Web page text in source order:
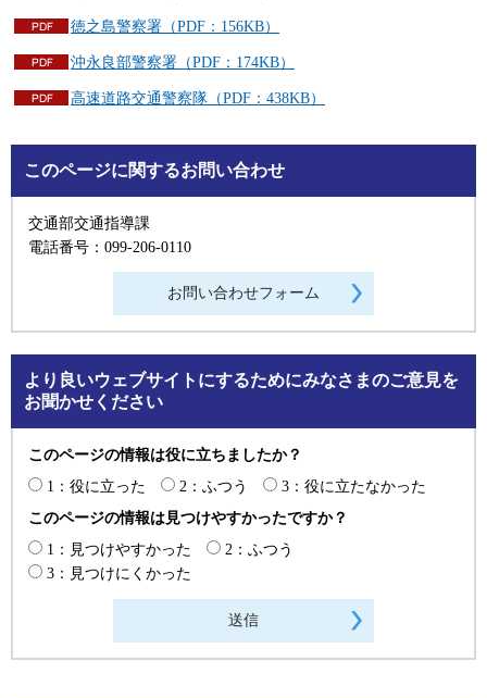
徳之島警察署（PDF：156KB）
沖永良部警察署（PDF：174KB）
高速道路交通警察隊（PDF：438KB）
このページに関するお問い合わせ
交通部交通指導課
電話番号：099-206-0110
より良いウェブサイトにするためにみなさまのご意見を
お聞かせください
このページの情報は役に立ちましたか？
1：役に立った
2：ふつう
3：役に立たなかった
このページの情報は見つけやすかったですか？
1：見つけやすかった
2：ふつう
3：見つけにくかった